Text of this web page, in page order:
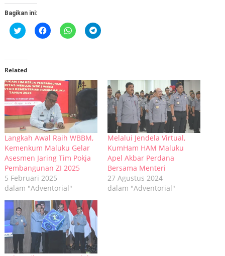
Bagikan ini:
Klik
untuk
di
jendela
yang
baru)
Klik
untuk
baru)
Klik
untuk
baru)
Klik
untuk
baru)
Related
Langkah Awal Raih WBBM,
Kemenkum Maluku Gelar
Asesmen Jaring Tim Pokja
Pembangunan ZI 2025
5 Februari 2025
dalam "Adventorial"
Melalui Jendela Virtual,
KumHam HAM Maluku
Apel Akbar Perdana
Bersama Menteri
27 Agustus 2024
dalam "Adventorial"